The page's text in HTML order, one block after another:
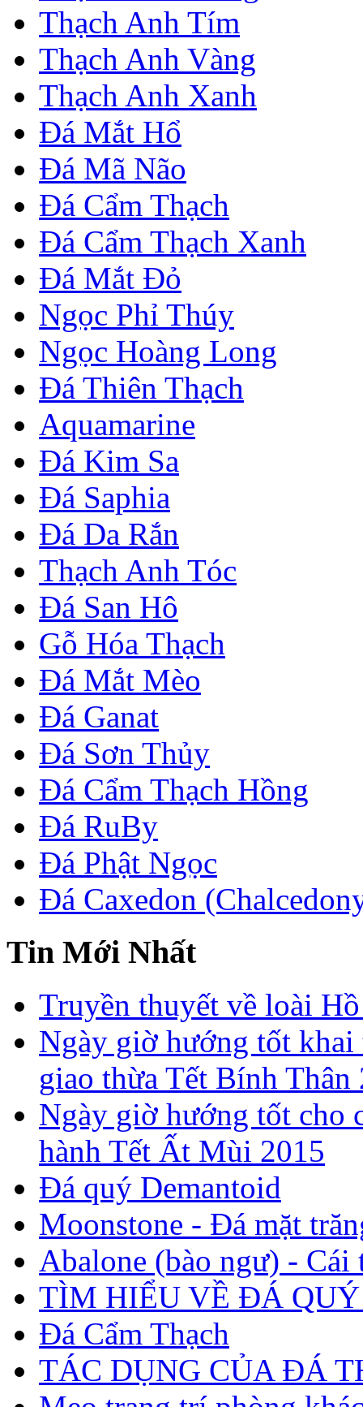
Thạch Anh Tím
Thạch Anh Vàng
Thạch Anh Xanh
Đá Mắt Hổ
Đá Mã Não
Đá Cẩm Thạch
Đá Cẩm Thạch Xanh
Đá Mắt Đỏ
Ngọc Phỉ Thúy
Ngọc Hoàng Long
Đá Thiên Thạch
Aquamarine
Đá Kim Sa
Đá Saphia
Đá Da Rắn
Thạch Anh Tóc
Đá San Hô
Gỗ Hóa Thạch
Đá Mắt Mèo
Đá Ganat
Đá Sơn Thủy
Đá Cẩm Thạch Hồng
Đá RuBy
Đá Phật Ngọc
Đá Caxedon
Tin Mới Nhất
Truyền thuyết về loài
Ngày giờ hướng tốt
giao thừa Tết Bính Thân
Ngày giờ hướng tốt cho
hành Tết Ất Mùi 2015
Đá quý Demantoid
Moonstone - Đá mặt
Abalone (bào ngư) - Cái
TÌM HIỂU VỀ ĐÁ QUÝ
Đá Cẩm Thạch
TÁC DỤNG CỦA ĐÁ